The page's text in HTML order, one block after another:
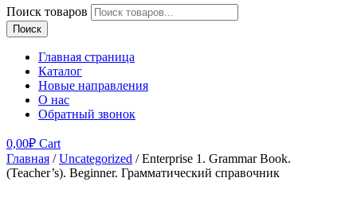
Поиск товаров
Поиск
Главная страница
Каталог
Новые направления
О нас
Обратный звонок
0,00₽ Cart
Главная /Uncategorized / Enterprise 1. Grammar Book.
(Teacher’s). Beginner. Грамматический справочник